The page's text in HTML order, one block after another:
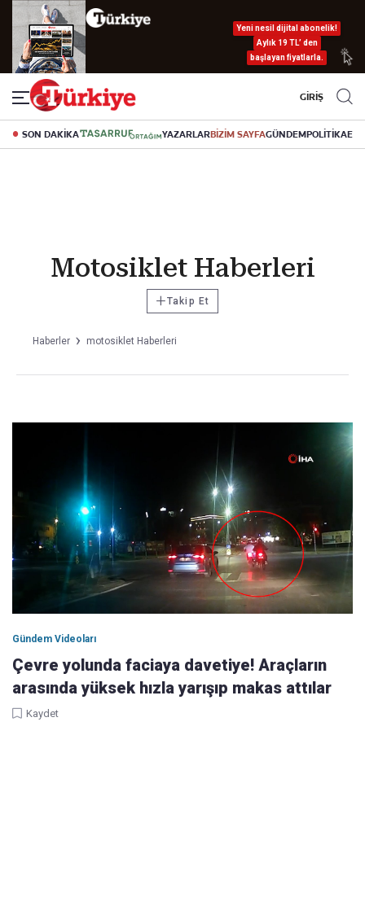
Yeni nesil dijital abonelik!
Aylık 19 TL’ den
başlayan fiyatlarla.
GİRİŞ
SON DAKİKA YAZARLARBİZİM SAYFAGÜNDEMPOLİTİKA
Motosiklet Haberleri
+Takip Et
Haberler motosiklet Haberleri
Gündem Videoları
Çevre yolunda faciaya davetiye! Araçların
arasında yüksek hızla yarışıp makas attılar
Kaydet